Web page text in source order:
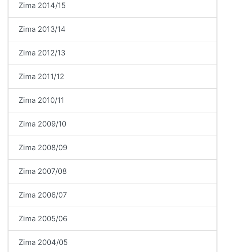
Zima 2014/15
Zima 2013/14
Zima 2012/13
Zima 2011/12
Zima 2010/11
Zima 2009/10
Zima 2008/09
Zima 2007/08
Zima 2006/07
Zima 2005/06
Zima 2004/05